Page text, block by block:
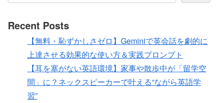
Recent Posts
【無料・恥ずかしさゼロ】Geminiで英会話を劇的に
上達させる効果的な使い方＆実践プロンプト
【耳を塞がない英語環境】家事や散歩中が「留学空
間」に？ネックスピーカーで叶える“ながら英語学
習”